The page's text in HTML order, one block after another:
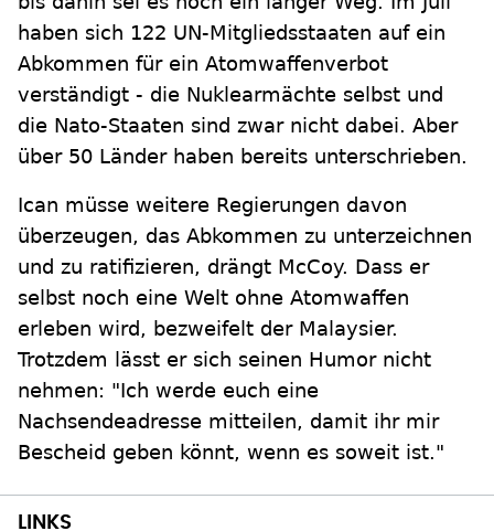
haben sich 122 UN-Mitgliedsstaaten auf ein
Abkommen für ein Atomwaffenverbot
verständigt - die Nuklearmächte selbst und
die Nato-Staaten sind zwar nicht dabei. Aber
über 50 Länder haben bereits unterschrieben.
Ican müsse weitere Regierungen davon
überzeugen, das Abkommen zu unterzeichnen
und zu ratifizieren, drängt McCoy. Dass er
selbst noch eine Welt ohne Atomwaffen
erleben wird, bezweifelt der Malaysier.
Trotzdem lässt er sich seinen Humor nicht
nehmen: "Ich werde euch eine
Nachsendeadresse mitteilen, damit ihr mir
Bescheid geben könnt, wenn es soweit ist."